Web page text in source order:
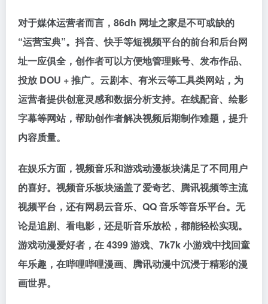
对于媒体运营者而言，86dh 网址之家是不可或缺的
“运营宝典”。抖音、快手等短视频平台的前台和后台网
址一应俱全，创作者可以方便地管理账号、发布作品、
投放 DOU + 推广。云剧本、有米云等工具类网站，为
运营者提供创意灵感和数据分析支持。在线配音、绘影
字幕等网站，帮助创作者解决视频后期制作难题，提升
内容质量。
在娱乐方面，视频音乐和游戏动漫板块满足了不同用户
的喜好。视频音乐板块涵盖了爱奇艺、腾讯视频等主流
视频平台，还有网易云音乐、QQ 音乐等音乐平台。无
论是追剧、看电影，还是听音乐放松，都能轻松实现。
游戏动漫爱好者，在 4399 游戏、7k7k 小游戏中找回童
年乐趣，在哔哩哔哩漫画、腾讯动漫中沉浸于精彩的漫
画世界。